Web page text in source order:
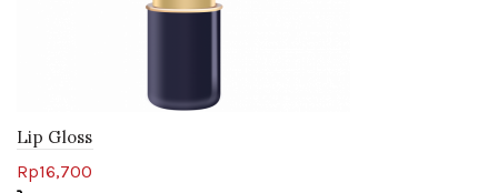
Lip Gloss
Rp16,700